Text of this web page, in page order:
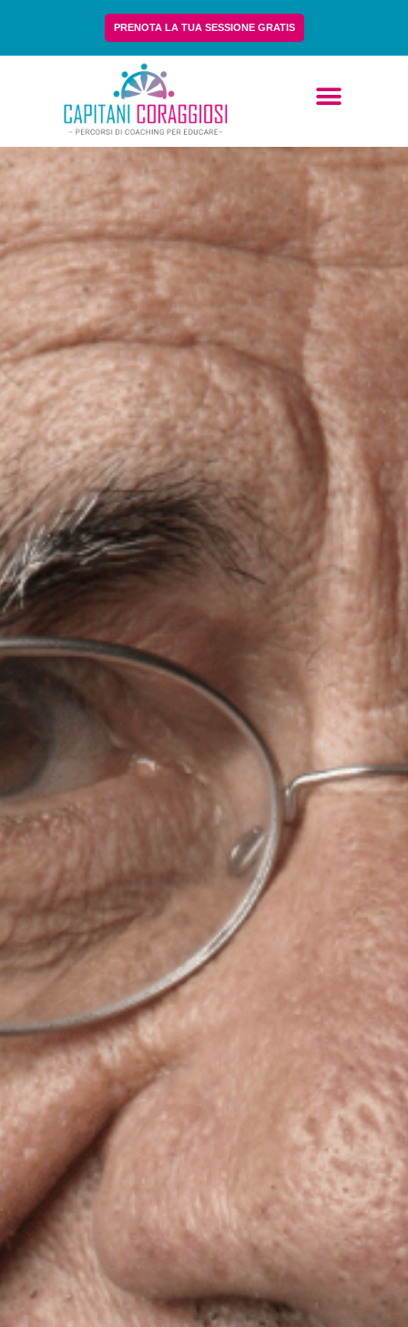
PRENOTA LA TUA SESSIONE GRATIS